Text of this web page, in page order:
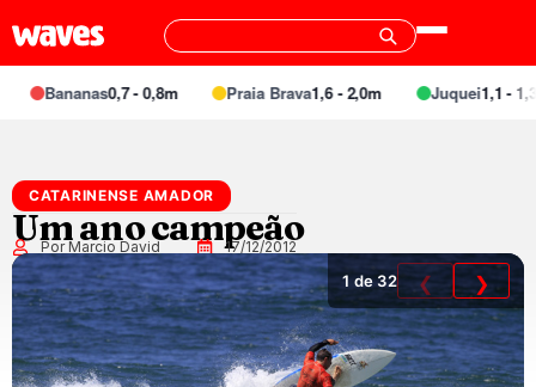
Bananas0,7 - 0,8m Praia Brava1,6 - 2,0m Juquei1,1 - 1,3m
CATARINENSE AMADOR
Um ano campeão
Por Marcio David 17/12/2012
1de 32 ❮ ❯